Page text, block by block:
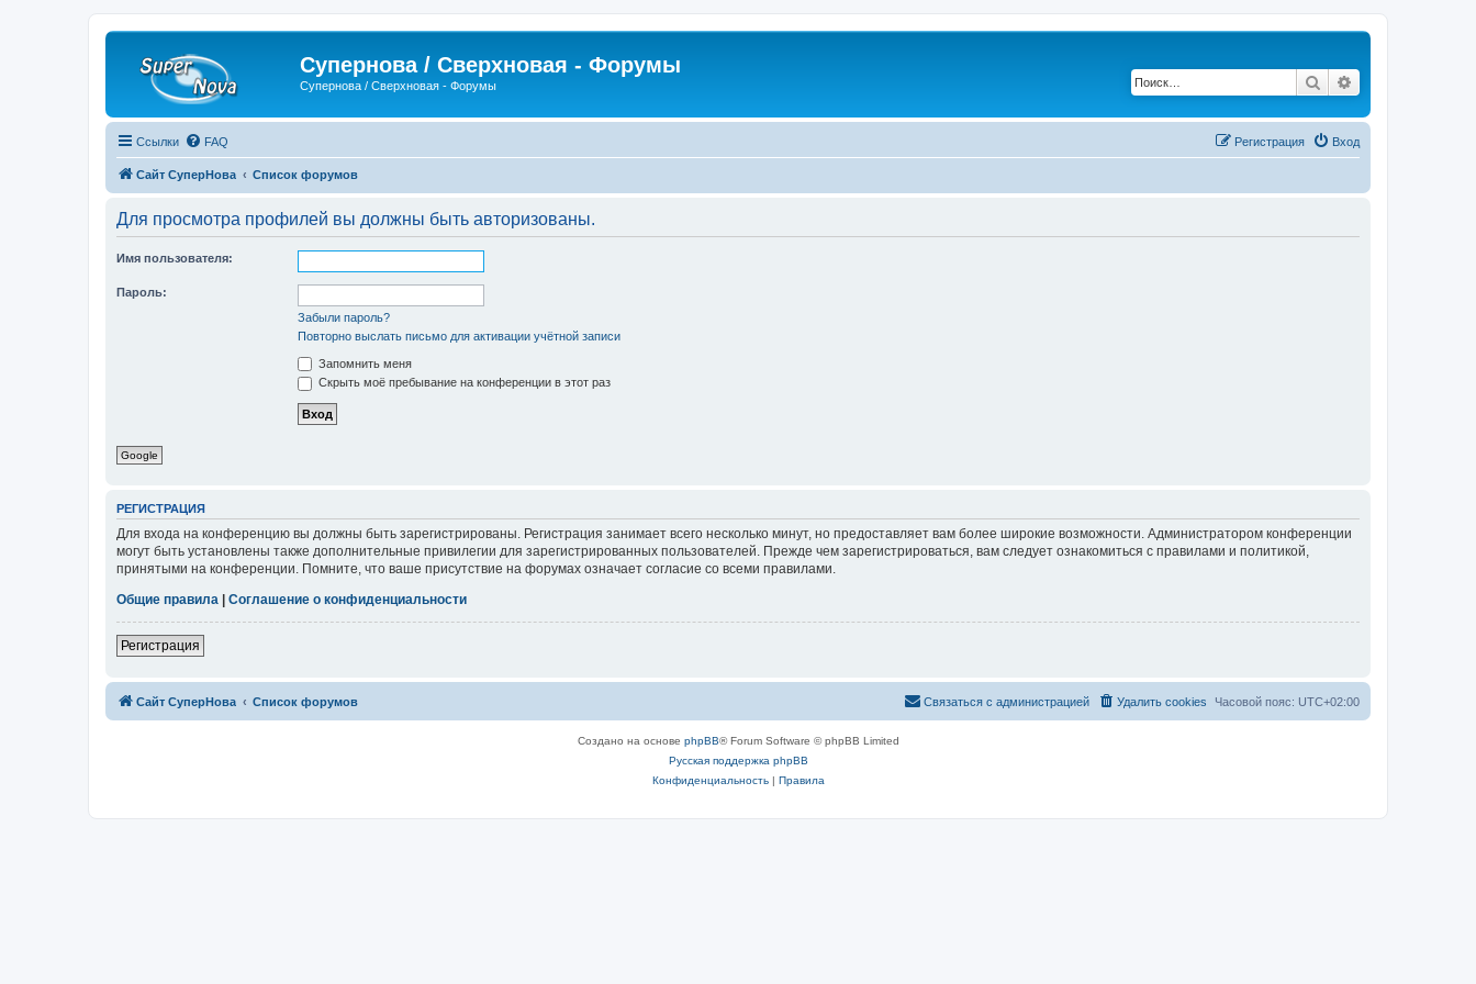
Супернова / Сверхновая - Форумы
Супернова / Сверхновая - Форумы Поиск
Ссылки FAQ Вход
Регистрация
Сайт СуперНова Список форумов
Для просмотра профилей вы должны быть авторизованы.
Имя пользователя:
Пароль:
Забыли пароль?
Повторно выслать письмо для активации учётной записи
Запомнить меня
Скрыть моё пребывание на конференции в этот раз
Google
РЕГИСТРАЦИЯ
Для входа на конференцию вы должны быть зарегистрированы. Регистрация занимает всего несколько минут, но предоставляет вам более широкие возможности. Администратором конференции
могут быть установлены также дополнительные привилегии для зарегистрированных пользователей. Прежде чем зарегистрироваться, вам следует ознакомиться с правилами и политикой,
принятыми на конференции. Помните, что ваше присутствие на форумах означает согласие со всеми правилами.
Общие правила
Соглашение о конфиденциальности
Регистрация
Сайт СуперНова Список форумов Часовой пояс: UTC+02:00
Удалить cookies
Связаться с администрацией
Создано на основе phpBB® Forum Software © phpBB Limited
Русская поддержка phpBB
Конфиденциальность| Правила